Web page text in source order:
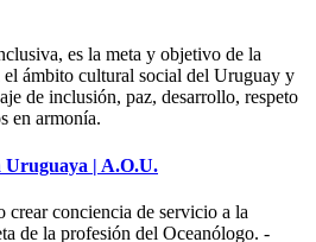
es la meta y objetivo de la
ámbito cultural social del Uruguay y
de inclusión, paz, desarrollo, respeto
en armonía.
Uruguaya | A.O.U.
conciencia de servicio a la
de la profesión del Oceanólogo. -